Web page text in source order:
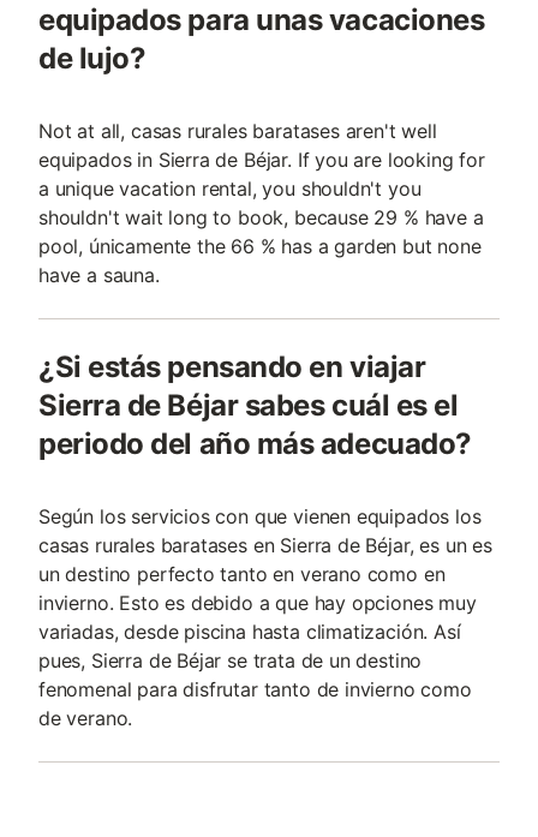
equipados para unas vacaciones
de lujo?
Not at all, casas rurales baratases aren't well
equipados in Sierra de Béjar. If you are looking for
a unique vacation rental, you shouldn't you
shouldn't wait long to book, because 29 % have a
pool, únicamente the 66 % has a garden but none
have a sauna.
¿Si estás pensando en viajar
Sierra de Béjar sabes cuál es el
periodo del año más adecuado?
Según los servicios con que vienen equipados los
casas rurales baratases en Sierra de Béjar, es un es
un destino perfecto tanto en verano como en
invierno. Esto es debido a que hay opciones muy
variadas, desde piscina hasta climatización. Así
pues, Sierra de Béjar se trata de un destino
fenomenal para disfrutar tanto de invierno como
de verano.